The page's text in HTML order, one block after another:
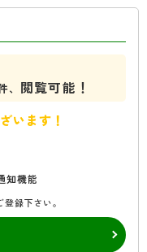
、 閲覧可能！
います！
知機能
録下さい。